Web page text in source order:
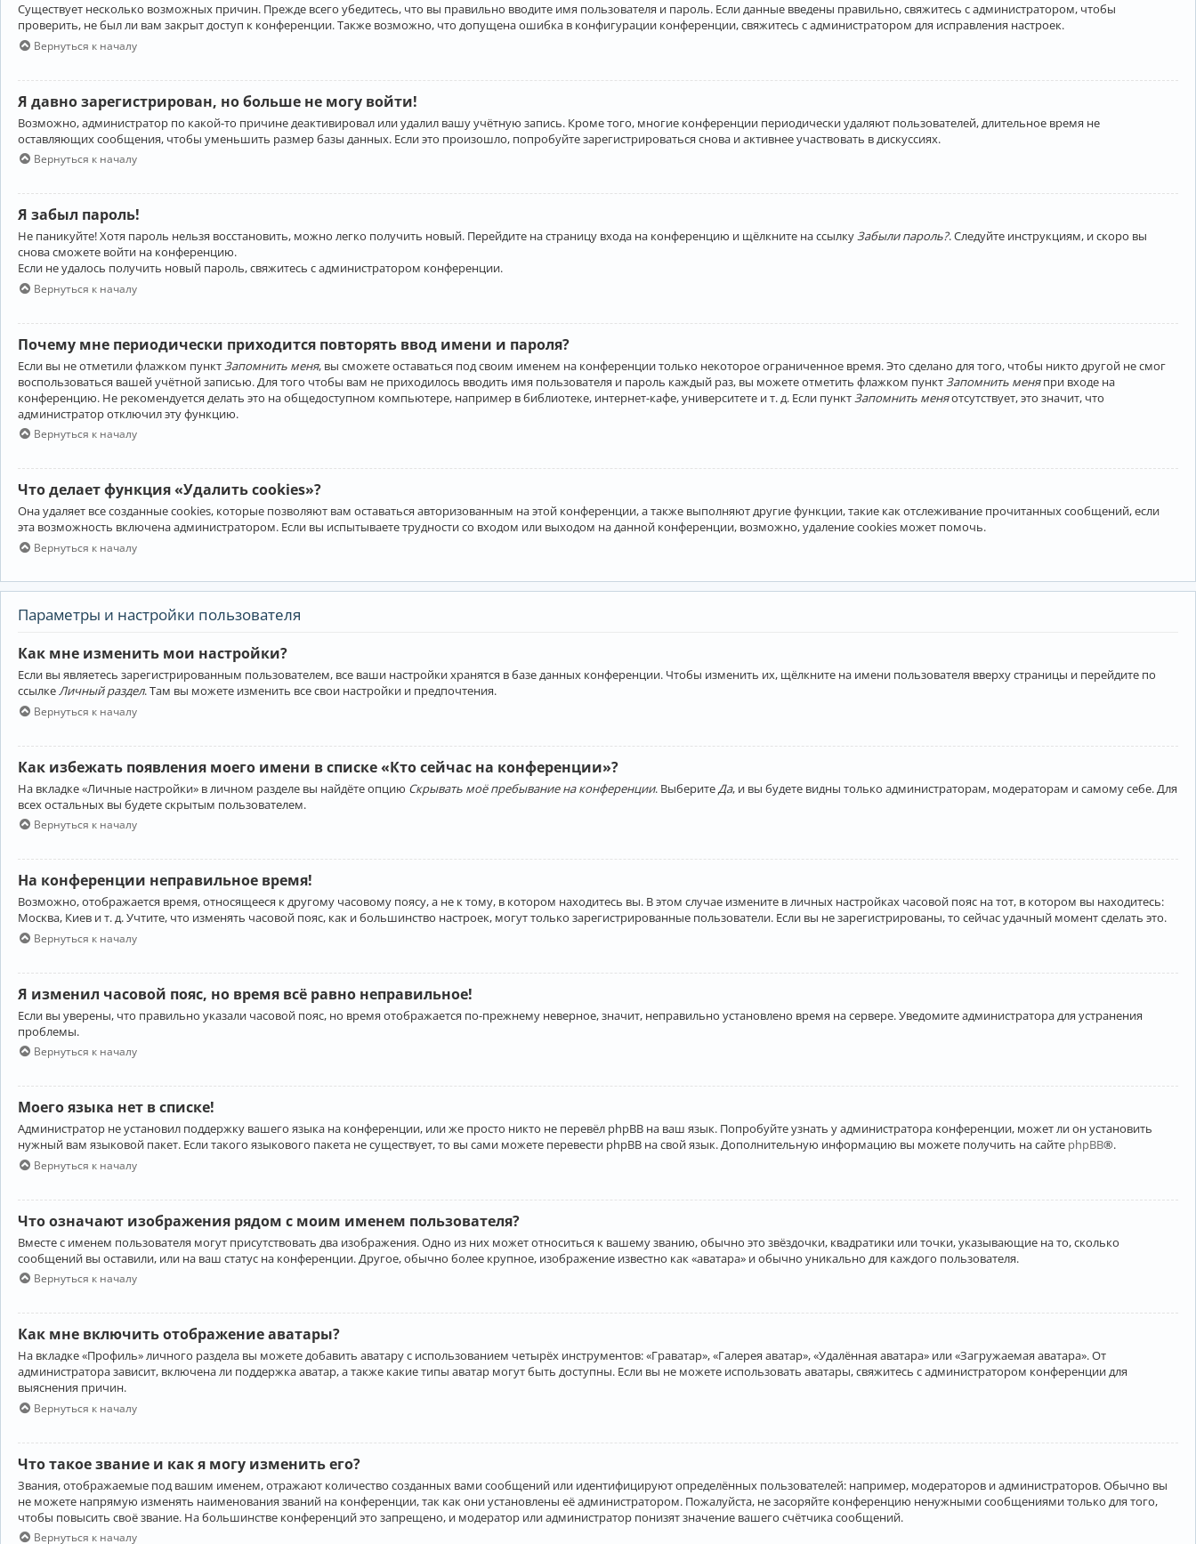
Существует несколько возможных причин. Прежде всего убедитесь, что вы правильно вводите имя пользователя и пароль. Если данные введены правильно, свяжитесь с администратором, чтобы
проверить, не был ли вам закрыт доступ к конференции. Также возможно, что допущена ошибка в конфигурации конференции, свяжитесь с администратором для исправления настроек.
Вернуться к началу
Я давно зарегистрирован, но больше не могу войти!
Возможно, администратор по какой-то причине деактивировал или удалил вашу учётную запись. Кроме того, многие конференции периодически удаляют пользователей, длительное время не
оставляющих сообщения, чтобы уменьшить размер базы данных. Если это произошло, попробуйте зарегистрироваться снова и активнее участвовать в дискуссиях.
Вернуться к началу
Я забыл пароль!
Не паникуйте! Хотя пароль нельзя восстановить, можно легко получить новый. Перейдите на страницу входа на конференцию и щёлкните на ссылкуЗабыли пароль?. Следуйте инструкциям, и скоро вы
снова сможете войти на конференцию.
Если не удалось получить новый пароль, свяжитесь с администратором конференции.
Вернуться к началу
Почему мне периодически приходится повторять ввод имени и пароля?
Если вы не отметили флажком пункт Запомнить меня, вы сможете оставаться под своим именем на конференции только некоторое ограниченное время. Это сделано для того, чтобы никто другой не смог
воспользоваться вашей учётной записью. Для того чтобы вам не приходилось вводить имя пользователя и пароль каждый раз, вы можете отметить флажком пункт Запомнить меняпри входе на
конференцию. Не рекомендуется делать это на общедоступном компьютере, например в библиотеке, интернет-кафе, университете и т. д. Если пункт Запомнить меняотсутствует, это значит, что
администратор отключил эту функцию.
Вернуться к началу
Что делает функция «Удалить cookies»?
Она удаляет все созданные cookies, которые позволяют вам оставаться авторизованным на этой конференции, а также выполняют другие функции, такие как отслеживание прочитанных сообщений, если
эта возможность включена администратором. Если вы испытываете трудности со входом или выходом на данной конференции, возможно, удаление cookies может помочь.
Вернуться к началу
Параметры и настройки пользователя
Как мне изменить мои настройки?
Если вы являетесь зарегистрированным пользователем, все ваши настройки хранятся в базе данных конференции. Чтобы изменить их, щёлкните на имени пользователя вверху страницы и перейдите по
ссылкеЛичный раздел. Там вы можете изменить все свои настройки и предпочтения.
Вернуться к началу
Как избежать появления моего имени в списке «Кто сейчас на конференции»?
На вкладке «Личные настройки» в личном разделе вы найдёте опцию Скрывать моё пребывание на конференции. Выберите Да, и вы будете видны только администраторам, модераторам и самому себе. Для
всех остальных вы будете скрытым пользователем.
Вернуться к началу
На конференции неправильное время!
Возможно, отображается время, относящееся к другому часовому поясу, а не к тому, в котором находитесь вы. В этом случае измените в личных настройках часовой пояс на тот, в котором вы находитесь:
Москва, Киев и т. д. Учтите, что изменять часовой пояс, как и большинство настроек, могут только зарегистрированные пользователи. Если вы не зарегистрированы, то сейчас удачный момент сделать это.
Вернуться к началу
Я изменил часовой пояс, но время всё равно неправильное!
Если вы уверены, что правильно указали часовой пояс, но время отображается по-прежнему неверное, значит, неправильно установлено время на сервере. Уведомите администратора для устранения
проблемы.
Вернуться к началу
Моего языка нет в списке!
Администратор не установил поддержку вашего языка на конференции, или же просто никто не перевёл phpBB на ваш язык. Попробуйте узнать у администратора конференции, может ли он установить
нужный вам языковой пакет. Если такого языкового пакета не существует, то вы сами можете перевести phpBB на свой язык. Дополнительную информацию вы можете получить на сайте phpBB®.
Вернуться к началу
Что означают изображения рядом с моим именем пользователя?
Вместе с именем пользователя могут присутствовать два изображения. Одно из них может относиться к вашему званию, обычно это звёздочки, квадратики или точки, указывающие на то, сколько
сообщений вы оставили, или на ваш статус на конференции. Другое, обычно более крупное, изображение известно как «аватара» и обычно уникально для каждого пользователя.
Вернуться к началу
Как мне включить отображение аватары?
На вкладке «Профиль» личного раздела вы можете добавить аватару с использованием четырёх инструментов: «Граватар», «Галерея аватар», «Удалённая аватара» или «Загружаемая аватара». От
администратора зависит, включена ли поддержка аватар, а также какие типы аватар могут быть доступны. Если вы не можете использовать аватары, свяжитесь с администратором конференции для
выяснения причин.
Вернуться к началу
Что такое звание и как я могу изменить его?
Звания, отображаемые под вашим именем, отражают количество созданных вами сообщений или идентифицируют определённых пользователей: например, модераторов и администраторов. Обычно вы
не можете напрямую изменять наименования званий на конференции, так как они установлены её администратором. Пожалуйста, не засоряйте конференцию ненужными сообщениями только для того,
чтобы повысить своё звание. На большинстве конференций это запрещено, и модератор или администратор понизят значение вашего счётчика сообщений.
Вернуться к началу